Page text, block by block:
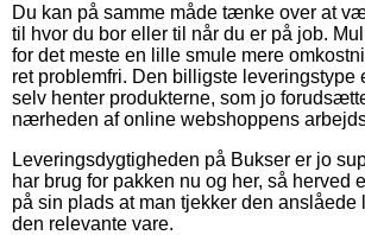
Du kan på samme måde tænke over at
til hvor du bor eller til når du er på job.
for det meste en lille smule mere
ret problemfri. Den billigste leveringstype
selv henter produkterne, som jo
nærheden af online webshoppens
Leveringsdygtigheden på Bukser er jo
har brug for pakken nu og her, så herved
på sin plads at man tjekker den anslåede
den relevante vare.